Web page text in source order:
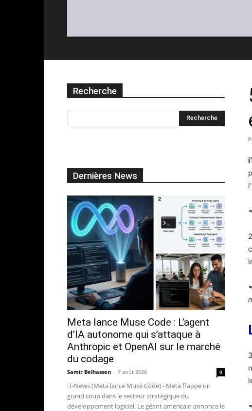
Recherche
Dernières News
Meta lance Muse Code : L’agent
d’IA autonome qui s’attaque à
Anthropic et OpenAI sur le marché
du codage
Samir Belhassen - 7 août 2026 0
iT-News (Meta lance Muse Code) - Meta frappe un
grand coup dans le secteur stratégique du
développement logiciel. Le géant américain annonce le